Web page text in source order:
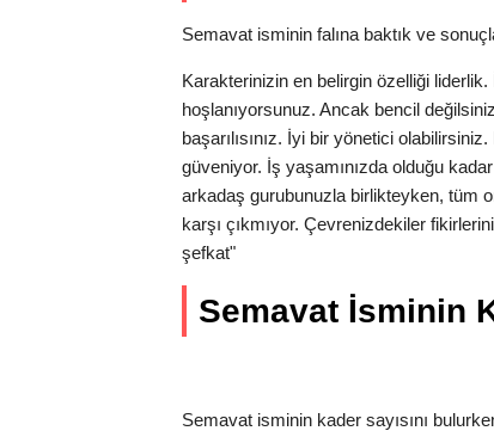
Semavat isminin falına baktık ve
Karakterinizin en belirgin özelliği liderlik.
hoşlanıyorsunuz. Ancak bencil
başarılısınız. İyi bir yönetici
güveniyor. İş yaşamınızda olduğu
arkadaş gurubunuzla birlikteyken, tüm
karşı çıkmıyor. Çevrenizdekiler
şefkat"
Semavat İsminin
Semavat isminin kader sayısını